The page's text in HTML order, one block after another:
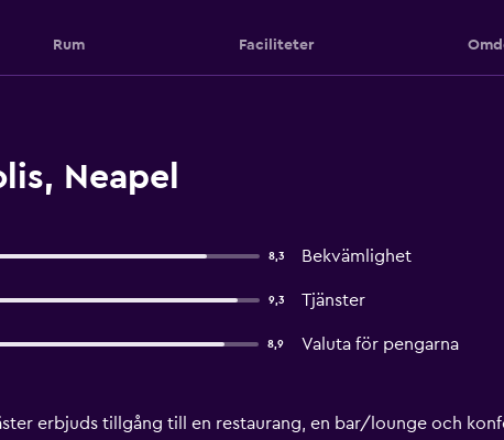
Rum Faciliteter
Neapel
8,3 Bekvämlighet
9,3 Tjänster
8,9 Valuta för pengarna
erbjuds tillgång till en restaurang, en bar/lounge och